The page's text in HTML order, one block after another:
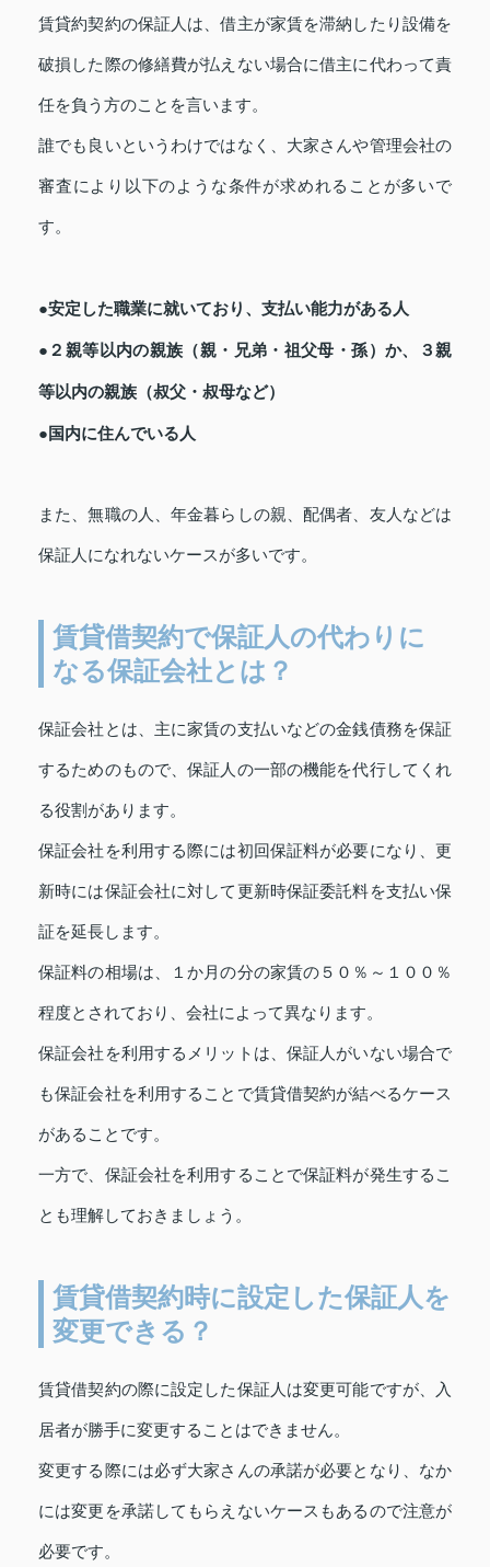
賃貸約契約の保証人は、借主が家賃を滞納したり設備を
破損した際の修繕費が払えない場合に借主に代わって責
任を負う方のことを言います。
誰でも良いというわけではなく、大家さんや管理会社の
審査により以下のような条件が求めれることが多いで
す。
●安定した職業に就いており、支払い能力がある人
●２親等以内の親族（親・兄弟・祖父母・孫）か、３親
等以内の親族（叔父・叔母など）
●国内に住んでいる人
また、無職の人、年金暮らしの親、配偶者、友人などは
保証人になれないケースが多いです。
賃貸借契約で保証人の代わりに
なる保証会社とは？
保証会社とは、主に家賃の支払いなどの金銭債務を保証
するためのもので、保証人の一部の機能を代行してくれ
る役割があります。
保証会社を利用する際には初回保証料が必要になり、更
新時には保証会社に対して更新時保証委託料を支払い保
証を延長します。
保証料の相場は、１か月の分の家賃の５０％～１００％
程度とされており、会社によって異なります。
保証会社を利用するメリットは、保証人がいない場合で
も保証会社を利用することで賃貸借契約が結べるケース
があることです。
一方で、保証会社を利用することで保証料が発生するこ
とも理解しておきましょう。
賃貸借契約時に設定した保証人を
変更できる？
賃貸借契約の際に設定した保証人は変更可能ですが、入
居者が勝手に変更することはできません。
変更する際には必ず大家さんの承諾が必要となり、なか
には変更を承諾してもらえないケースもあるので注意が
必要です。